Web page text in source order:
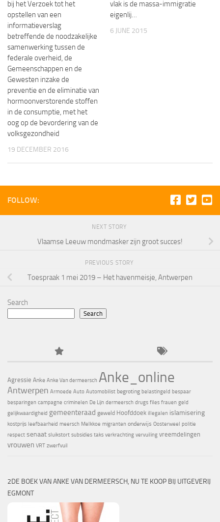
bij het Verzoek tot het
opstellen van een
informatieverslag
betreffende de noodzakelijke
samenwerking tussen de
federale overheid, de
Gemeenschappen en de
Gewesten inzake de
preventie en de eliminatie van
hormoonverstorende stoffen
in de consumptie, met het
oog op de bevordering van de
volksgezondheid
19 DECEMBER 2016
vlak is de massa-immigratie
eigenlij…
6 JUNE 2015
FOLLOW:
NEXT STORY
Vlaamse Leeuw mondmasker zijn groot succes!
PREVIOUS STORY
Toespraak 1 mei 2019 – Het havenmeisje, Antwerpen
Search
Search
Agressie Anke Anke Van dermeersch Anke_online
Antwerpen Armoede Auto Automobilist begroting belastingeld bespaar
besparingen campagne criminelen De Lijn dermeersch drugs files frauen geld
gelijkwaardigheid gemeenteraad geweld Hoofddoek illegalen islamisering
kostprijs leefbaarheid meersch Melkkoe migranten onderwijs Oosterweel politie
respect senaat sluikstort subsidies taks verkrachting vervuiling vreemdelingen
vrouwen VRT zwerfvuil
2DE BOEK VAN ANKE VAN DERMEERSCH, NU TE KOOP BIJ UITGEVERIJ
EGMONT